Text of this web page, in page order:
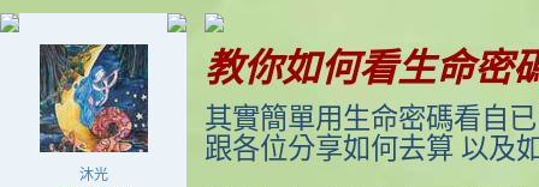
沐光
教你如何看生命密
其實簡單用生命密碼看自
跟各位分享如何去算 以及